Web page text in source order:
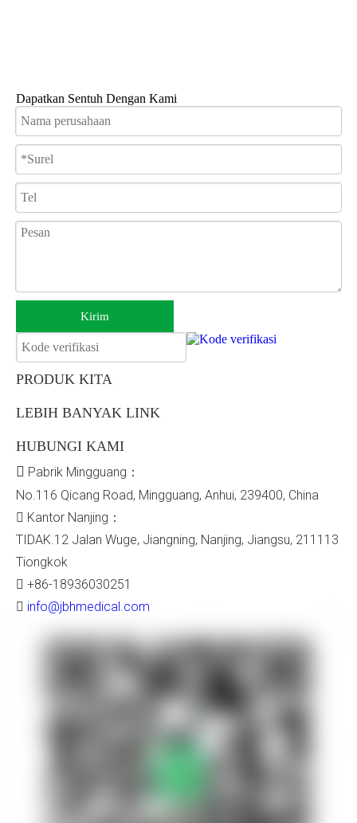
Motor Tanpa Sikat 150W dengan Inti Tembaga
Menghasilkan output yang kuat dan stabil dengan konsumsi
energi yang rendah—dioptimalkan untuk lingkungan perkotaan
yang datar dan kemiringan sedang.
Baterai Lithium 10Ah yang Dapat Dilepas
memenuhi permintaan pasar akanskuter mobilitas ringan dengan
baterai lithium
Dapatkan Sentuh Dengan Kami
Kirim
PRODUK KITA
LEBIH BANYAK LINK
HUBUNGI KAMI
 Pabrik Mingguang：
No.116 Qicang Road, Mingguang, Anhui, 239400, China
 Kantor Nanjing：
TIDAK.12 Jalan Wuge, Jiangning, Nanjing, Jiangsu, 211113
Tiongkok
 +86-18936030251
 info@jbhmedical.com